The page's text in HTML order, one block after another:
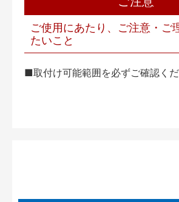
ご使用にあたり、ご注意・ご
たいこと
■取付け可能範囲を必ずご確認くだ